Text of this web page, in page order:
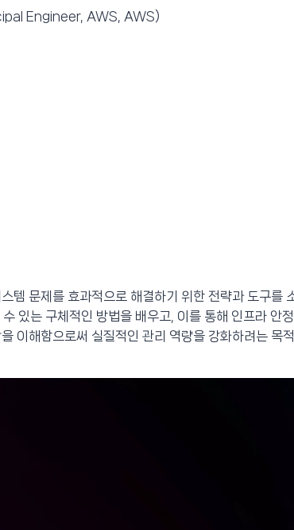
Engineer, AWS, AWS)
템 문제를 효과적으로 해결하기 위한 전략과 도구를
있는 구체적인 방법을 배우고, 이를 통해 인프라 안
이해함으로써 실질적인 관리 역량을 강화하려는 목